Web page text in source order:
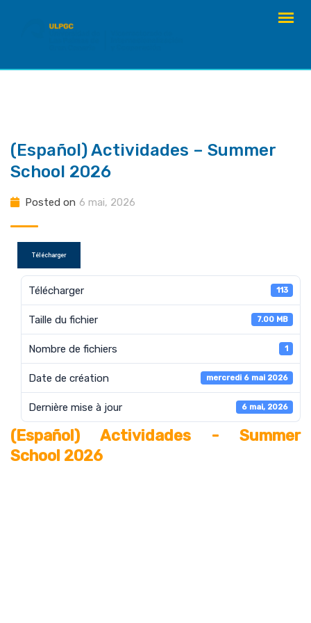
(Español) Actividades – Summer
School 2026
Posted on 6 mai, 2026
Télécharger
Télécharger 113
Taille du fichier 7.00 MB
Nombre de fichiers 1
Date de création mercredi 6 mai 2026
Dernière mise à jour 6 mai, 2026
(Español) Actividades - Summer
School 2026